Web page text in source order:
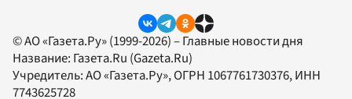
© АО «Газета.Ру» (1999-2026) – Главные новости дня
Название: Газета.Ru (Gazeta.Ru)
Учредитель:АО «Газета.Ру», ОГРН 1067761730376, ИНН
7743625728